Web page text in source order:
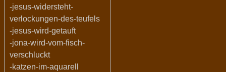
-jesus-widersteht-
verlockungen-des-teufels
-jesus-wird-getauft
-jona-wird-vom-fisch-
verschluckt
-katzen-im-aquarell